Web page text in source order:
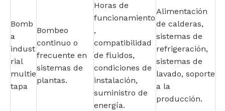
Bomb
a
indust
rial
multie
tapa
Bombeo
continuo o
frecuente en
sistemas de
plantas.
Horas de
funcionamiento
,
compatibilidad
de fluidos,
condiciones de
instalación,
suministro de
energía.
Alimentación
de calderas,
sistemas de
refrigeración,
sistemas de
lavado, soporte
a la
producción.